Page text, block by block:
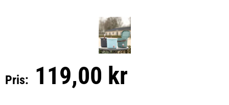
Pris: 119,00 kr